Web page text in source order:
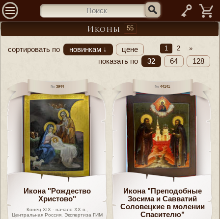
—
Иконы 55
сортировать по новинкам ↓ цене 1 2 »
показать по 32 64 128
3944
Икона "Рождество
Христово"
Конец XIX - начало XX в.,
Центральная Россия. Экспертиза ГИМ
44141
Икона "Преподобные
Зосима и Савватий
Соловецкие в молении
Спасителю"